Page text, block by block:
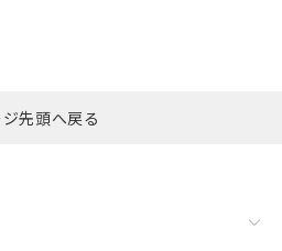
先頭へ戻る